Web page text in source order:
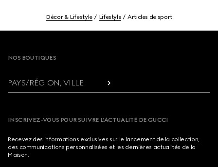
Décor & Lifestyle Lifestyle Articles de sport
NOS BOUTIQUES
PAYS/RÉGION, VILLE
INSCRIVEZ-VOUS POUR SUIVRE L’ACTUALITÉ DE GUCCI
Recevez des informations exclusives sur le lancement de la collection,
des communications personnalisées et les dernières actualités de la
Maison.